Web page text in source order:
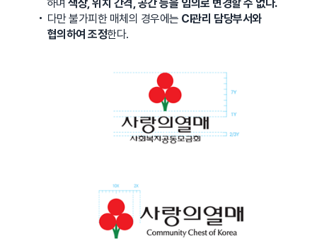
하며색상, 위치 간격, 공간 등을 임의로 변경할 수 없다.
다만 불가피한 매체의 경우에는 CI관리 담당부서와
협의하여 조정한다.